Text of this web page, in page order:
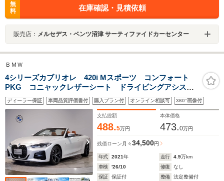
無
料
在庫確認・見積依頼
販売店： メルセデス・ベンツ沼津 サーティファイドカーセンター
ＢＭＷ
4シリーズカブリオレ 420i Mスポーツ コンフォート
PKG コニャックレザーシート ドライビングアシスト
プロフェッショナル シートヒーター ウィンドウディ
フレクター 18インチAW アダプティブクルーズコント
ロール バックカメラ
ディーラー保証 車両品質評価書付 購入プラン付 オンライン相談可 360°画像付
支払総額
488.5万円
本体価格
473.0万円
残価ローン 月々34,500円
年式 2021年 走行 4.9万km
車検
'26/10 修復
なし
保証
保証付 整備
法定整備付